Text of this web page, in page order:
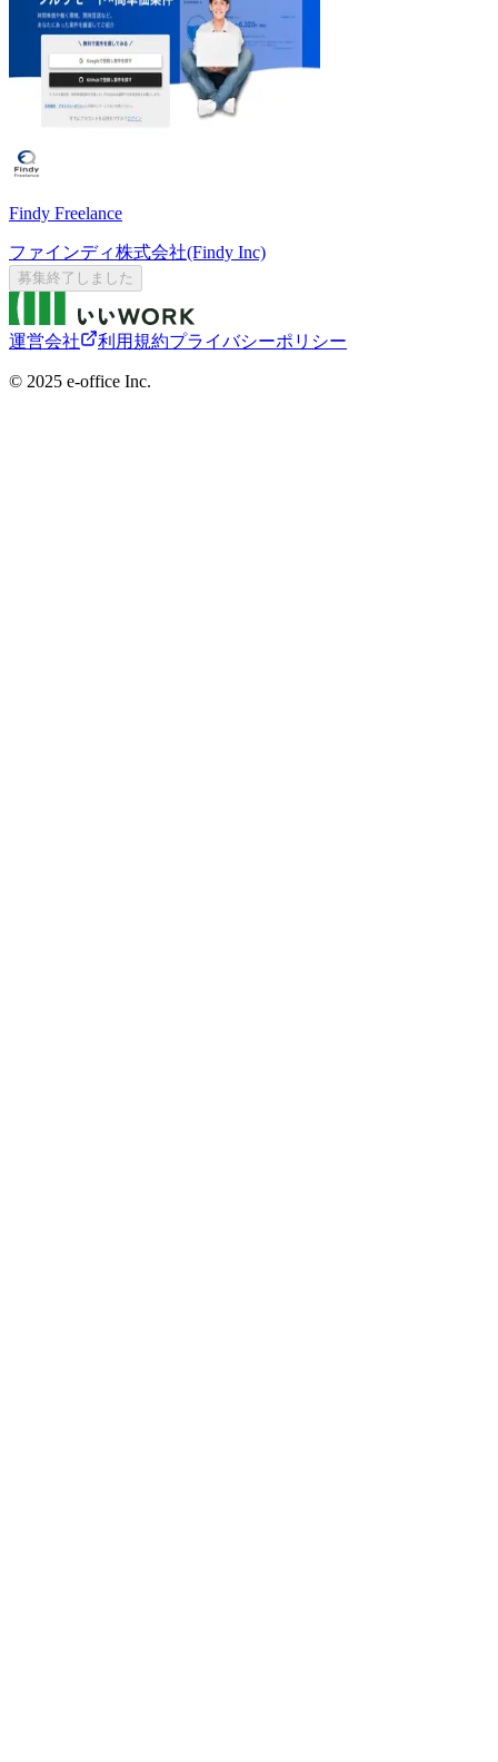
Findy Freelance
ファインディ株式会社(Findy Inc)
募集終了しました
運営会社 利用規約プライバシーポリシー
©︎ 2025 e-office Inc.